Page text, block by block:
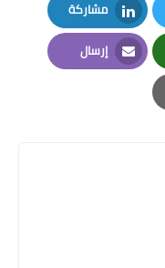
مشاركة
LinkedIn
إرسال
Email